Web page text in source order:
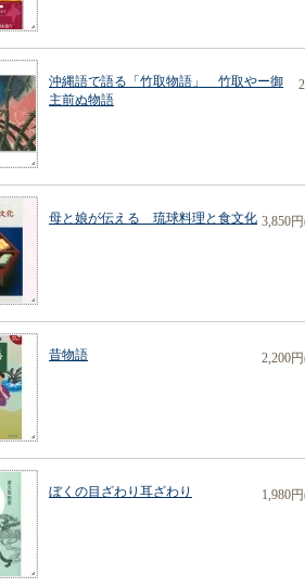
沖縄語で語る「竹取物語」 竹取やー御
主前ぬ物語
母と娘が伝える 琉球料理と食文化 3,850
昔物語 2,200
ぼくの目ざわり耳ざわり 1,980